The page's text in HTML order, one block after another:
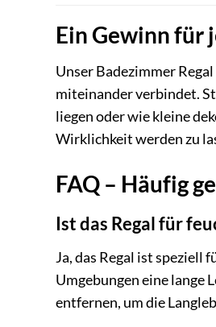
Ein Gewinn für
Unser Badezimmer
miteinander verbindet.
liegen oder wie kleine
Wirklichkeit werden zu
FAQ – Häufig
Ist das Regal für
Ja, das Regal ist speziell
Umgebungen eine lange
entfernen, um die